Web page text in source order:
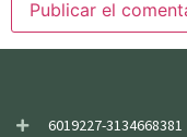
6019227-3134668381